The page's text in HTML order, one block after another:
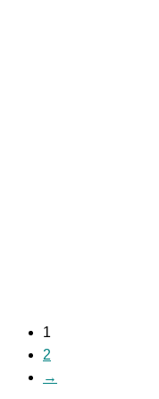
1
2
→